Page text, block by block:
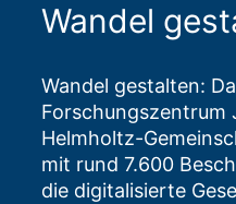
Wandel
Wandel gestalten:
Forschungszentrum
Helmholtz-
mit rund 7.600
die digitalisierte